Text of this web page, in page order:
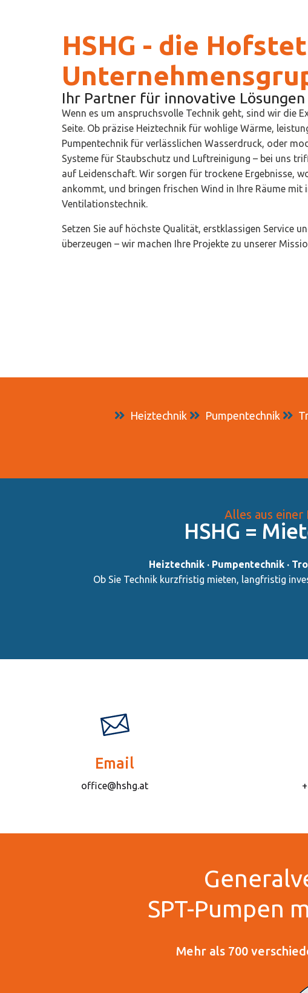
HSHG - die
Ihr Partner für innovative Lösungen
Wenn es um anspruchsvolle Technik geht, sind wir die
Seite. Ob präzise Heiztechnik für wohlige Wärme,
Pumpentechnik für verlässlichen Wasserdruck, oder
Systeme für Staubschutz und Luftreinigung – bei uns
auf Leidenschaft. Wir sorgen für trockene Ergebnisse,
ankommt, und bringen frischen Wind in Ihre Räume mit
Ventilationstechnik.
Setzen Sie auf höchste Qualität, erstklassigen Service
überzeugen – wir machen Ihre Projekte zu unserer
Heiztechnik Pumpentechnik
Alles aus einer
HSHG =
Heiztechnik · Pumpentechnik ·
Ob Sie Technik kurzfristig mieten, langfristig
Email
office@hshg.at
SPT-Pumpen
Mehr als 700